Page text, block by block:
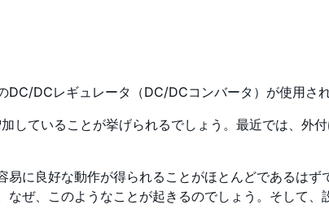
DCレギュレータ（DC/DCコンバータ）が使用さ
していることが挙げられるでしょう。最近では、
に良好な動作が得られることがほとんどであるは
ぜ、このようなことが起きるのでしょう。そして、